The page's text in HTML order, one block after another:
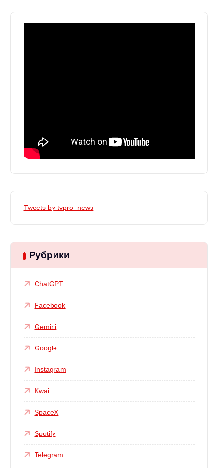
Tweets by tvpro_news
Рубрики
ChatGPT
Facebook
Gemini
Google
Instagram
Kwai
SpaceX
Spotify
Telegram